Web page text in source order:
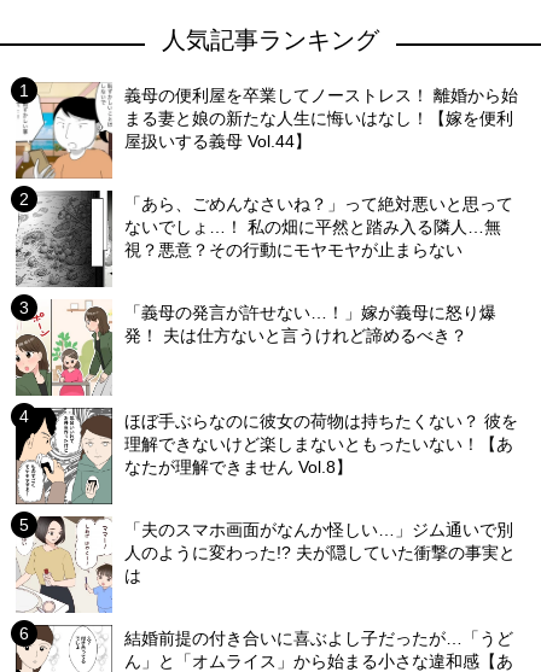
人気記事ランキング
義母の便利屋を卒業してノーストレス！ 離婚から始
まる妻と娘の新たな人生に悔いはなし！【嫁を便利
屋扱いする義母 Vol.44】
「あら、ごめんなさいね？」って絶対悪いと思って
ないでしょ…！ 私の畑に平然と踏み入る隣人…無
視？悪意？その行動にモヤモヤが止まらない
「義母の発言が許せない…！」嫁が義母に怒り爆
発！ 夫は仕方ないと言うけれど諦めるべき？
ほぼ手ぶらなのに彼女の荷物は持ちたくない？ 彼を
理解できないけど楽しまないともったいない！【あ
なたが理解できません Vol.8】
「夫のスマホ画面がなんか怪しい…」ジム通いで別
人のように変わった!? 夫が隠していた衝撃の事実と
は
結婚前提の付き合いに喜ぶよし子だったが…「うど
ん」と「オムライス」から始まる小さな違和感【あ